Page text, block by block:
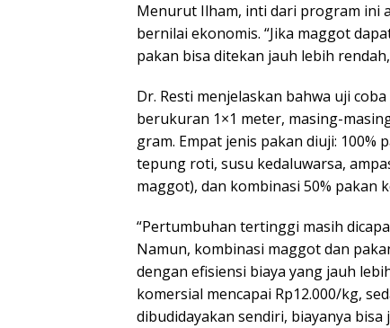
Menurut Ilham, inti dari program ini
bernilai ekonomis. “Jika maggot
pakan bisa ditekan jauh lebih
Dr. Resti menjelaskan bahwa uji
berukuran 1×1 meter, masing-
gram. Empat jenis pakan diuji: 100%
tepung roti, susu kedaluwarsa,
maggot), dan kombinasi 50% pakan
“Pertumbuhan tertinggi masih
Namun, kombinasi maggot dan
dengan efisiensi biaya yang jauh
komersial mencapai Rp12.000/kg,
dibudidayakan sendiri, biayanya bisa